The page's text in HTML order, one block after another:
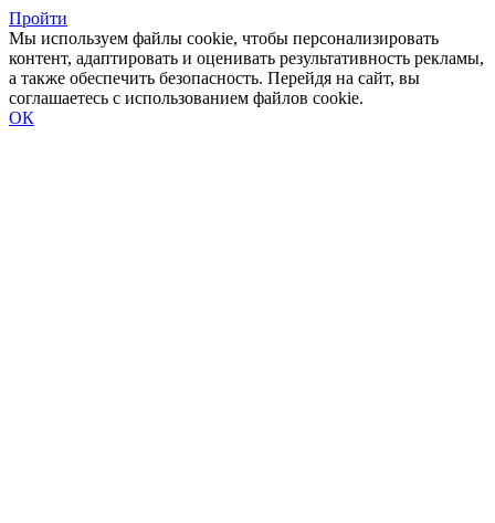
Пройти
Мы используем файлы cookie, чтобы персонализировать
контент, адаптировать и оценивать результативность рекламы,
а также обеспечить безопасность. Перейдя на сайт, вы
соглашаетесь с использованием файлов cookie.
ОК